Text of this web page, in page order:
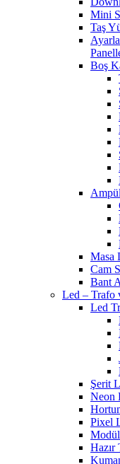
Mini
Taş
Boş
Masa
Cam
Bant
Led – Trafo
Led
Şerit
Neon
Pixel
Hazır